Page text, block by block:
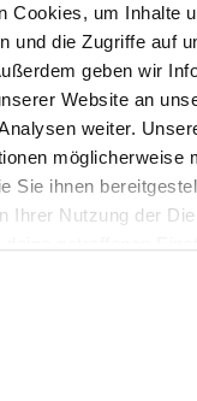
Cookies, um Inhalte
und die Zugriffe auf
geben wir
Website an
weiter.
möglicherweise
Sie ihnen
Ihrer Nutzung der
Garantien nach
gilt Ihre Einwilligung
dass Ihre derart
der Verlosung teil.
50 km geradelt?
NOW Bike
und Taschen
vonSKS